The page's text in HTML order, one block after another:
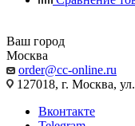
Ваш город
Москва
order@cc-online.ru
127018, г. Москва,
Вконтакте